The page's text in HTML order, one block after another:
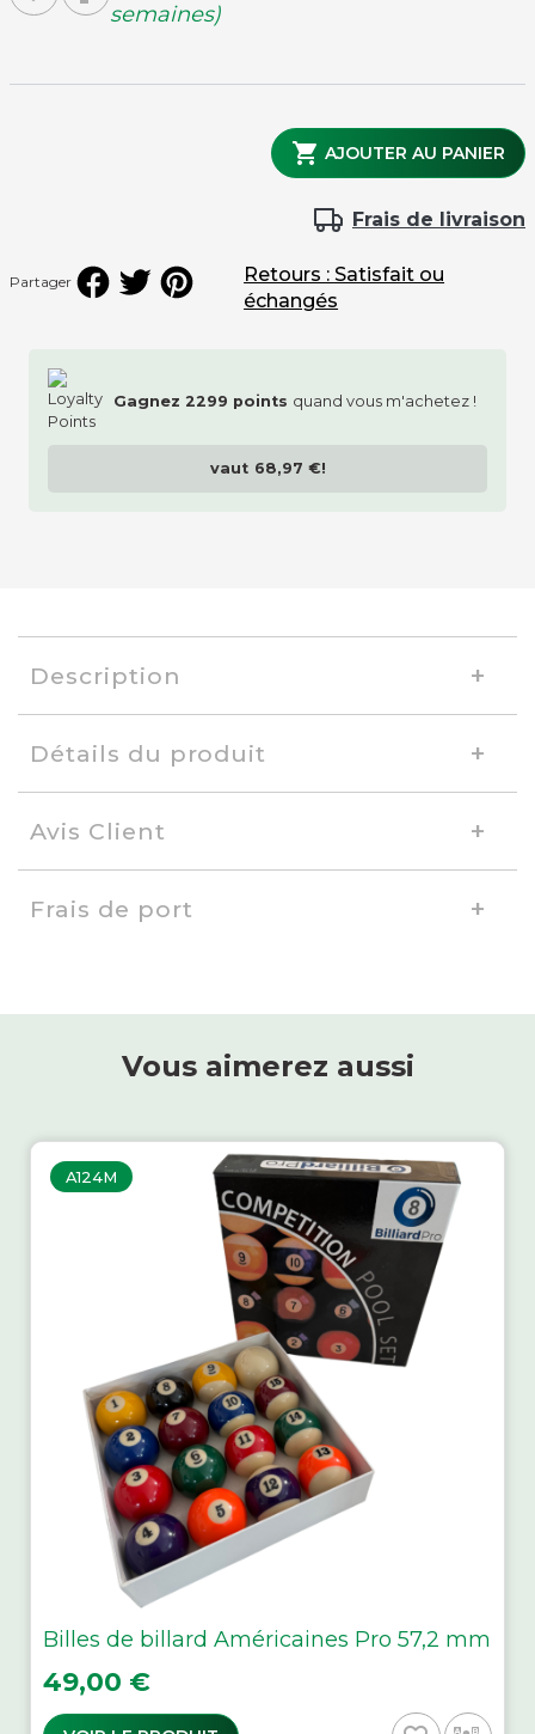
Partager
Gagnez 2299 points quand vous m'achetez !
vaut 68,97 €!
Retours : Satisfait ou
échangés
plateau-table 2 pièces
Kit français et jeu de bille
semaines)
 AJOUTER AU PANIER
Frais de livraison
Description
Détails du produit
Avis Client
Frais de port
Vous aimerez aussi
A124M
Billes de billard Américaines Pro 57,2 mm
Prix
49,00 €